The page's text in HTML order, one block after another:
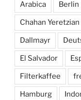
Arabica Berlin
Chahan Yeretzian
Dallmayr
El Salvador
Filterkaffee
Hamburg